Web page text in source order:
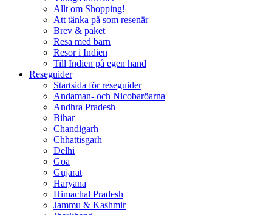
Allt om Shopping!
Att tänka på som resenär
Brev & paket
Resa med barn
Resor i Indien
Till Indien på egen hand
Reseguider
Startsida för reseguider
Andaman- och Nicobaröarna
Andhra Pradesh
Bihar
Chandigarh
Chhattisgarh
Delhi
Goa
Gujarat
Haryana
Himachal Pradesh
Jammu & Kashmir